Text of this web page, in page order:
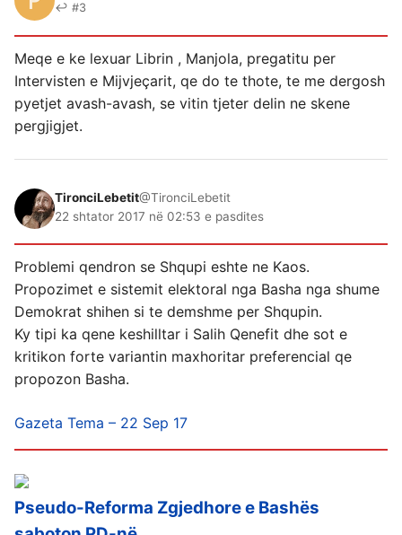
↩ #3
Meqe e ke lexuar Librin , Manjola, pregatitu per
Intervisten e Mijvjeçarit, qe do te thote, te me dergosh
pyetjet avash-avash, se vitin tjeter delin ne skene
pergjigjet.
TironciLebetit@TironciLebetit
22 shtator 2017 në 02:53 e pasdites
Problemi qendron se Shqupi eshte ne Kaos.
Propozimet e sistemit elektoral nga Basha nga shume
Demokrat shihen si te demshme per Shqupin.
Ky tipi ka qene keshilltar i Salih Qenefit dhe sot e
kritikon forte variantin maxhoritar preferencial qe
propozon Basha.
Gazeta Tema – 22 Sep 17
Pseudo-Reforma Zgjedhore e Bashës